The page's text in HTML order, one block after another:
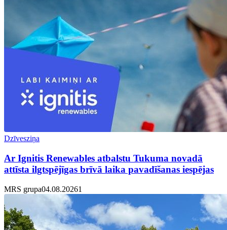
Dzīvesziņa
Ar Ignitis Renewables atbalstu Tukuma novadā
attīsta ilgtspējīgas brīvā laika pavadīšanas iespējas
MRS grupa04.08.20261